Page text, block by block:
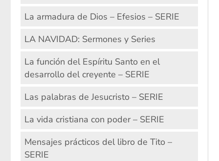
La armadura de Dios – Efesios – SERIE
LA NAVIDAD: Sermones y Series
La función del Espíritu Santo en el
desarrollo del creyente – SERIE
Las palabras de Jesucristo – SERIE
La vida cristiana con poder – SERIE
Mensajes prácticos del libro de Tito –
SERIE